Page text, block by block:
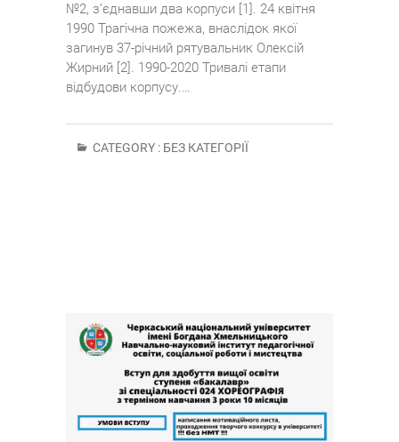
№2, з’єднавши два корпуси [1]. 24 квітня
1990 Трагічна пожежа, внаслідок якої
загинув 37-річний рятувальник Олексій
Жирний [2]. 1990-2020 Тривалі етапи
відбудови корпусу.…
CATEGORY : БЕЗ КАТЕГОРІЇ